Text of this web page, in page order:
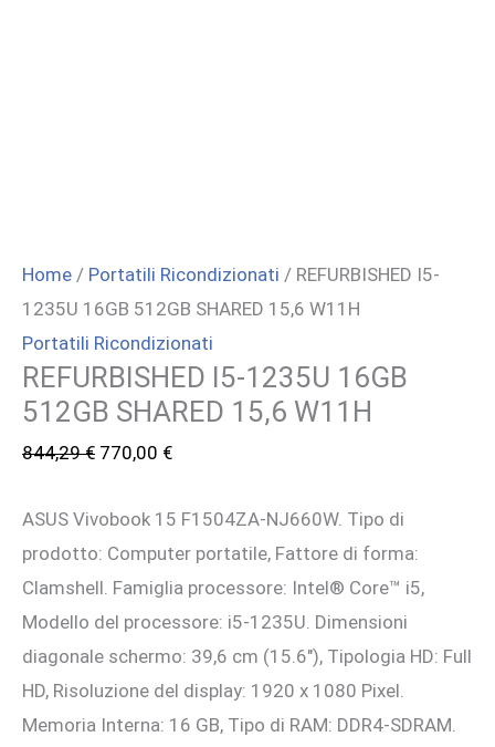
Home / Portatili Ricondizionati / REFURBISHED I5-
1235U 16GB 512GB SHARED 15,6 W11H
Portatili Ricondizionati
REFURBISHED I5-1235U 16GB
512GB SHARED 15,6 W11H
844,29€ Il
originale
era:
844,29 €.
770,00 €Il
attuale
è:
770,00 €.
ASUS Vivobook 15 F1504ZA-NJ660W. Tipo di
prodotto: Computer portatile, Fattore di forma:
Clamshell. Famiglia processore: Intel® Core™ i5,
Modello del processore: i5-1235U. Dimensioni
diagonale schermo: 39,6 cm (15.6″), Tipologia HD: Full
HD, Risoluzione del display: 1920 x 1080 Pixel.
Memoria Interna: 16 GB, Tipo di RAM: DDR4-SDRAM.